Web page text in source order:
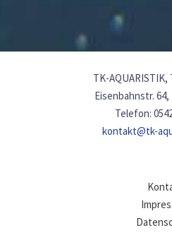
TK-AQUARISTIK,
Eisenbahnstr. 64,
Telefon:
kontakt@tk-